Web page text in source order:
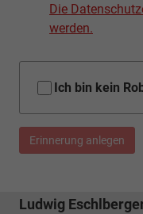
Die
werden.
Ich bin kein
Erinnerung anlegen
Ludwig